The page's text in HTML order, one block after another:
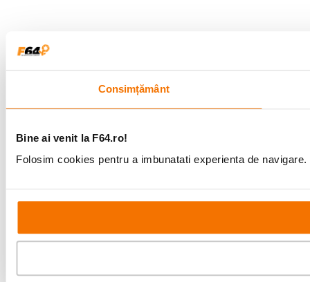
Consimțământ
Bine ai venit la F64.ro!
Folosim cookies pentru a imbunatati experienta de